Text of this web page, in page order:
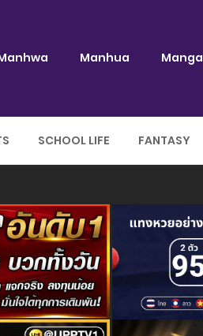
Manhua Manga
SCHOOL LIFE FANTASY